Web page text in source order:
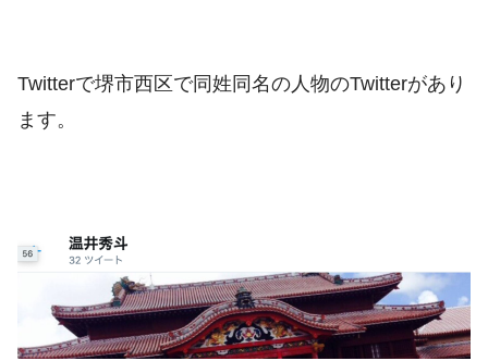
Twitterで堺市西区で同姓同名の人物のTwitterがあり
ます。